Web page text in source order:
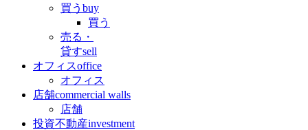
買う buy
買う
売る・
貸すsell
オフィスoffice
オフィス
店舗commercial walls
店舗
投資不動産investment